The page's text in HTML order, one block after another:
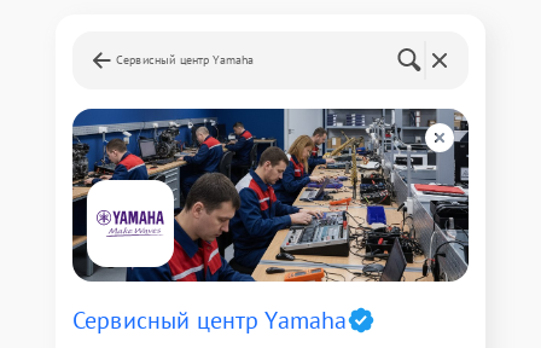
Сервисный центр Yamaha
Сервисный центр Yamaha